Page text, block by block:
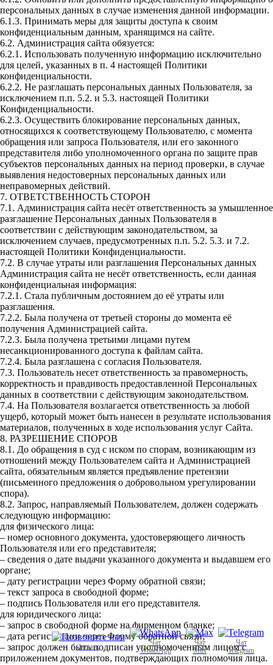
персональных данных в случае изменения данной информации.
6.1.3. Принимать меры для защиты доступа к своим
конфиденциальным данным, хранящимся на сайте.
6.2. Администрация сайта обязуется:
6.2.1. Использовать полученную информацию исключительно
для целей, указанных в п. 4 настоящей Политики
конфиденциальности.
6.2.2. Не разглашать персональных данных Пользователя, за
исключением п.п. 5.2. и 5.3. настоящей Политики
Конфиденциальности.
6.2.3. Осуществить блокирование персональных данных,
относящихся к соответствующему Пользователю, с момента
обращения или запроса Пользователя, или его законного
представителя либо уполномоченного органа по защите прав
субъектов персональных данных на период проверки, в случае
выявления недостоверных персональных данных или
неправомерных действий.
7. ОТВЕТСТВЕННОСТЬ СТОРОН
7.1. Администрация сайта несёт ответственность за умышленное
разглашение Персональных данных Пользователя в
соответствии с действующим законодательством, за
исключением случаев, предусмотренных п.п. 5.2. 5.3. и 7.2.
настоящей Политики Конфиденциальности.
7.2. В случае утраты или разглашения Персональных данных
Администрация сайта не несёт ответственность, если данная
конфиденциальная информация:
7.2.1. Стала публичным достоянием до её утраты или
разглашения.
7.2.2. Была получена от третьей стороны до момента её
получения Администрацией сайта.
7.2.3. Была получена третьими лицами путем
несанкционированного доступа к файлам сайта.
7.2.4. Была разглашена с согласия Пользователя.
7.3. Пользователь несет ответственность за правомерность,
корректность и правдивость предоставленной Персональных
данных в соответствии с действующим законодательством.
7.4. На Пользователя возлагается ответственность за любой
ущерб, который может быть нанесен в результате использования
материалов, полученных в ходе использования услуг Сайта.
8. РАЗРЕШЕНИЕ СПОРОВ
8.1. До обращения в суд с иском по спорам, возникающим из
отношений между Пользователем сайта и Администрацией
сайта, обязательным является предъявление претензии
(письменного предложения о добровольном урегулировании
спора).
8.2. Запрос, направляемый Пользователем, должен содержать
следующую информацию:
для физического лица:
– номер основного документа, удостоверяющего личность
Пользователя или его представителя;
– сведения о дате выдачи указанного документа и выдавшем его
органе;
– дату регистрации через Форму обратной связи;
– текст запроса в свободной форме;
– подпись Пользователя или его представителя.
для юридического лица:
– запрос в свободной форме на фирменном бланке;
– дата регистрации через Форму обратной связи;
– запрос должен быть подписан уполномоченным лицом с
приложением документов, подтверждающих полномочия лица.
Звонок
Чат
WhatsApp
Чат
Max
Чат
Telegram